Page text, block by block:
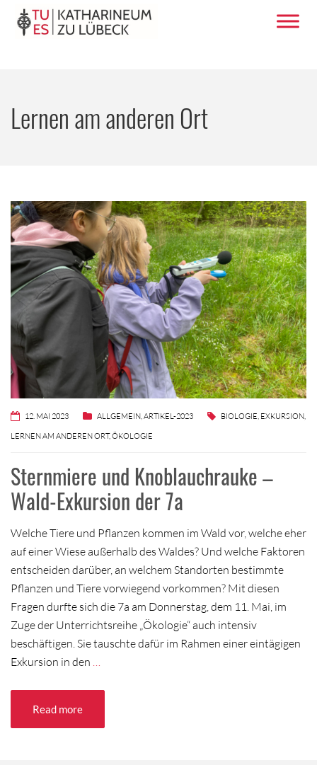
Lernen am anderen Ort
12. MAI 2023 ALLGEMEIN ARTIKEL-2023 BIOLOGIE EXKURSION
LERNEN AM ANDEREN ORT,ÖKOLOGIE
Sternmiere und Knoblauchrauke –
Wald-Exkursion der 7a
Welche Tiere und Pflanzen kommen im Wald vor, welche eher
auf einer Wiese außerhalb des Waldes? Und welche Faktoren
entscheiden darüber, an welchem Standorten bestimmte
Pflanzen und Tiere vorwiegend vorkommen? Mit diesen
Fragen durfte sich die 7a am Donnerstag, dem 11. Mai, im
Zuge der Unterrichtsreihe „Ökologie“ auch intensiv
beschäftigen. Sie tauschte dafür im Rahmen einer eintägigen
Exkursion in den
Read more